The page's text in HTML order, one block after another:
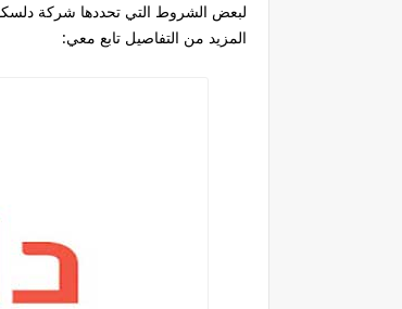
لبعض الشروط التي تحددها شركة
المزيد من التفاصيل تابع معي: